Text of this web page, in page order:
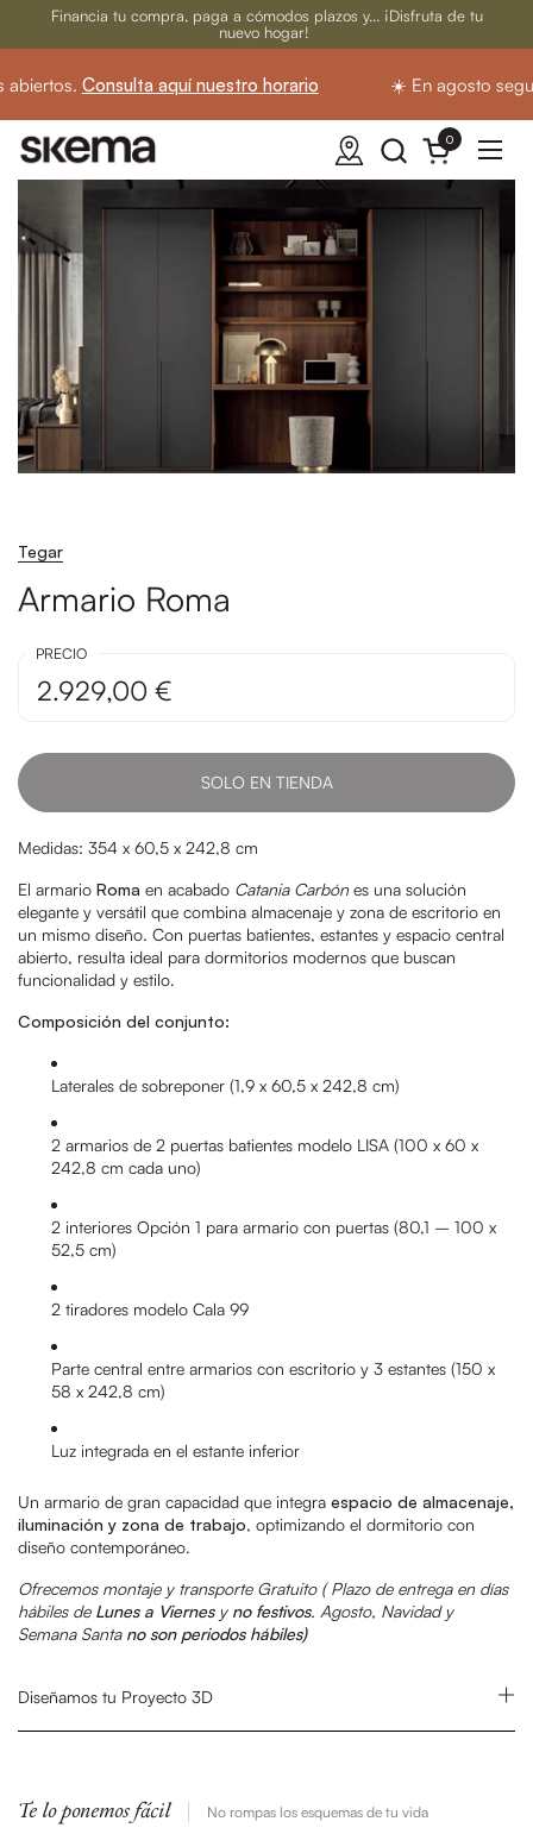
Ir al contenido
Financia tu compra, paga a cómodos plazos y... ¡Disfruta de tu
nuevo hogar!
Consulta aquí nuestro horario ☀️ En agosto
Abrir carrito
0
Abrir
Tegar
Armario Roma
PRECIO
2.929,00 €
SOLO EN TIENDA
Medidas: 354 x 60,5 x 242,8 cm
El armario Roma en acabado Catania Carbón es una solución
elegante y versátil que combina almacenaje y zona de escritorio en
un mismo diseño. Con puertas batientes, estantes y espacio central
abierto, resulta ideal para dormitorios modernos que buscan
funcionalidad y estilo.
Composición del conjunto:
Laterales de sobreponer (1,9 x 60,5 x 242,8 cm)
2 armarios de 2 puertas batientes modelo LISA (100 x 60 x
242,8 cm cada uno)
2 interiores Opción 1 para armario con puertas (80,1 – 100 x
52,5 cm)
2 tiradores modelo Cala 99
Parte central entre armarios con escritorio y 3 estantes (150 x
58 x 242,8 cm)
Luz integrada en el estante inferior
Un armario de gran capacidad que integra espacio de almacenaje,
iluminación y zona de trabajo, optimizando el dormitorio con
diseño contemporáneo.
Ofrecemos montaje y transporte Gratuito (Plazo de entrega en días
hábiles de Lunes a Viernesy no festivos. Agosto, Navidad y
Semana Santa no son periodos hábiles)
Diseñamos tu Proyecto 3D
Te lo ponemos fácil No rompas los esquemas de tu vida